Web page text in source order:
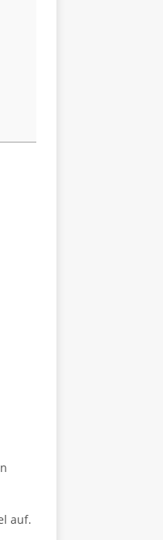
auf.